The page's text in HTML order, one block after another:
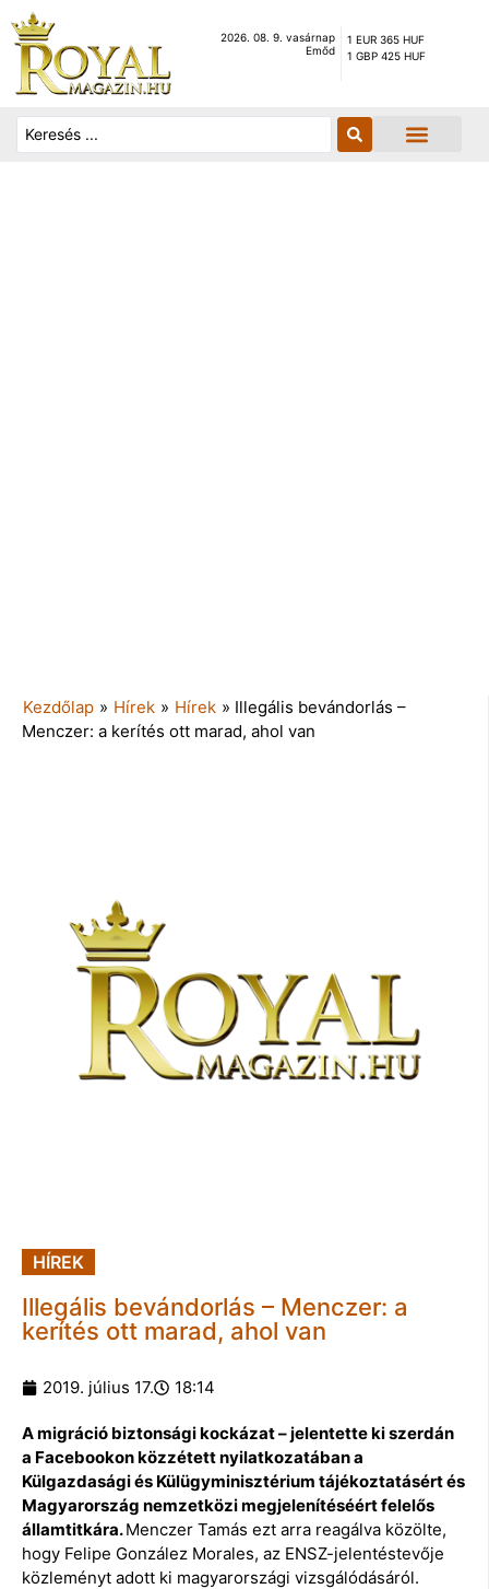
2026. 08. 9. vasárnap
Emőd
1 EUR 365 HUF
1 GBP 425 HUF
Kezdőlap » Hírek » Hírek » Illegális bevándorlás –
Menczer: a kerítés ott marad, ahol van
HÍREK
Illegális bevándorlás – Menczer: a
kerítés ott marad, ahol van
2019. július 17. 18:14
A migráció biztonsági kockázat – jelentette ki szerdán
a Facebookon közzétett nyilatkozatában a
Külgazdasági és Külügyminisztérium tájékoztatásért és
Magyarország nemzetközi megjelenítéséért felelős
államtitkára.Menczer Tamás ezt arra reagálva közölte,
hogy Felipe González Morales, az ENSZ-jelentéstevője
közleményt adott ki magyarországi vizsgálódásáról.